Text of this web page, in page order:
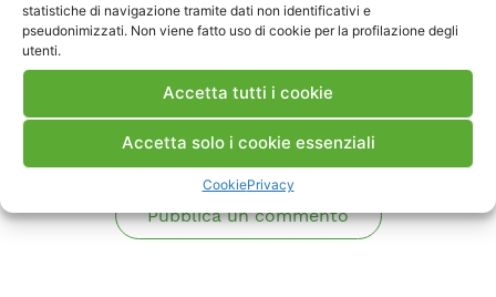
statistiche di navigazione tramite dati non identificativi e
pseudonimizzati. Non viene fatto uso di cookie per la profilazione degli
utenti.
Accetta tutti i cookie
Accetta solo i cookie essenziali
CookiePrivacy
Scarica Rapporto
Pubblica un commento